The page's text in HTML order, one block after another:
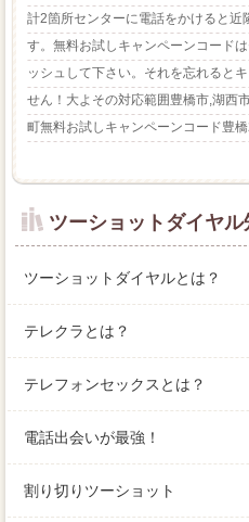
計2箇所センターに電話をかけると近
す。無料お試しキャンペーンコード
ッシュして下さい。それを忘れると
せん！大よその対応範囲豊橋市,湖西
町無料お試しキャンペーンコード豊橋
ツーショットダイヤル
ツーショットダイヤルとは？
テレクラとは？
テレフォンセックスとは？
電話出会いが最強！
割り切りツーショット